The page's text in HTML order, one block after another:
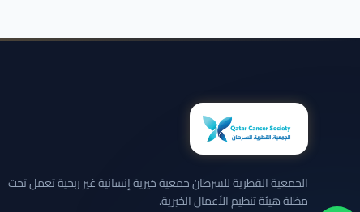
الجمعية القطرية للسرطان جمعية خيرية إنسانية غير ربحية تعمل تحت
مظلة هيئة تنظيم الأعمال الخيرية.